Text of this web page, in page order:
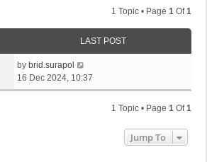
1 Topic • Page 1 Of1
LAST POST
by brid.surapol
16 Dec 2024, 10:37
1 Topic • Page 1 Of1
Jump To